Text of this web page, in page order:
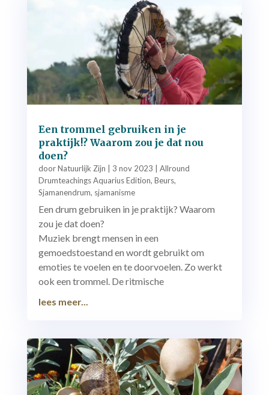
Een trommel gebruiken in je
praktijk!? Waarom zou je dat nou
doen?
doorNatuurlijk Zijn | 3 nov 2023 | Allround
Drumteachings Aquarius Edition, Beurs,
Sjamanendrum, sjamanisme
Een drum gebruiken in je praktijk? Waarom
zou je dat doen?
Muziek brengt mensen in een
gemoedstoestand en wordt gebruikt om
emoties te voelen en te doorvoelen. Zo werkt
ook een trommel. De ritmische
lees meer...